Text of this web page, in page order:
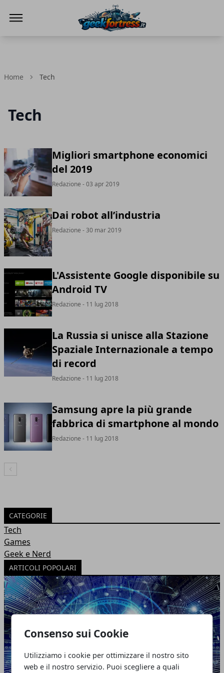
Consenso sui Cookie
Utilizziamo i cookie per ottimizzare il nostro sito
web e il nostro servizio. Puoi scegliere a quali
Home Tech
Tech
Migliori smartphone economici
del 2019
Redazione - 03 apr 2019
Dai robot all’industria
Redazione - 30 mar 2019
L'Assistente Google disponibile su
Android TV
Redazione - 11 lug 2018
La Russia si unisce alla Stazione
Spaziale Internazionale a tempo
di record
Redazione - 11 lug 2018
Samsung apre la più grande
fabbrica di smartphone al mondo
Redazione - 11 lug 2018
Articolo Precedente
CATEGORIE
Tech
Games
Geek e Nerd
ARTICOLI POPOLARI